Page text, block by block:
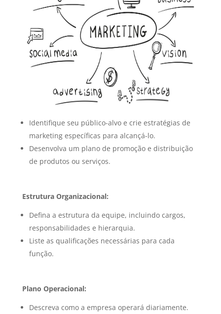
Identifique seu público-alvo e crie estratégias de
marketing específicas para alcançá-lo.
Desenvolva um plano de promoção e distribuição
de produtos ou serviços.
Estrutura Organizacional:
Defina a estrutura da equipe, incluindo cargos,
responsabilidades e hierarquia.
Liste as qualificações necessárias para cada
função.
Plano Operacional:
Descreva como a empresa operará diariamente.